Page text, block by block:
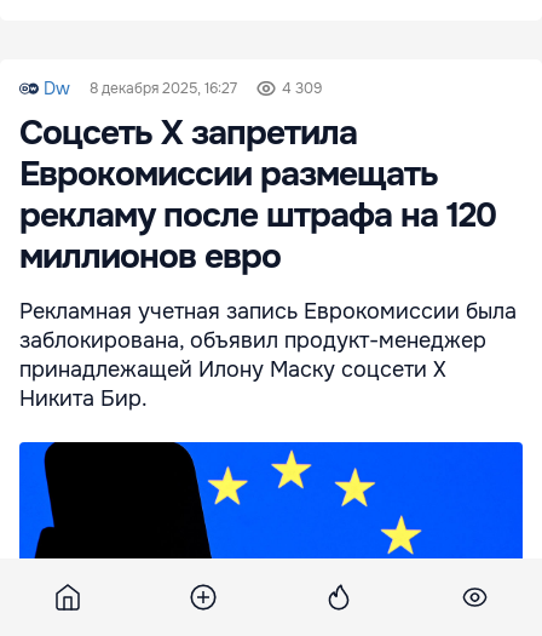
Dw 8 декабря 2025, 16:27 4 309
Соцсеть X запретила
Еврокомиссии размещать
рекламу после штрафа на 120
миллионов евро
Рекламная учетная запись Еврокомиссии была
заблокирована, объявил продукт-менеджер
принадлежащей Илону Маску соцсети Х
Никита Бир.